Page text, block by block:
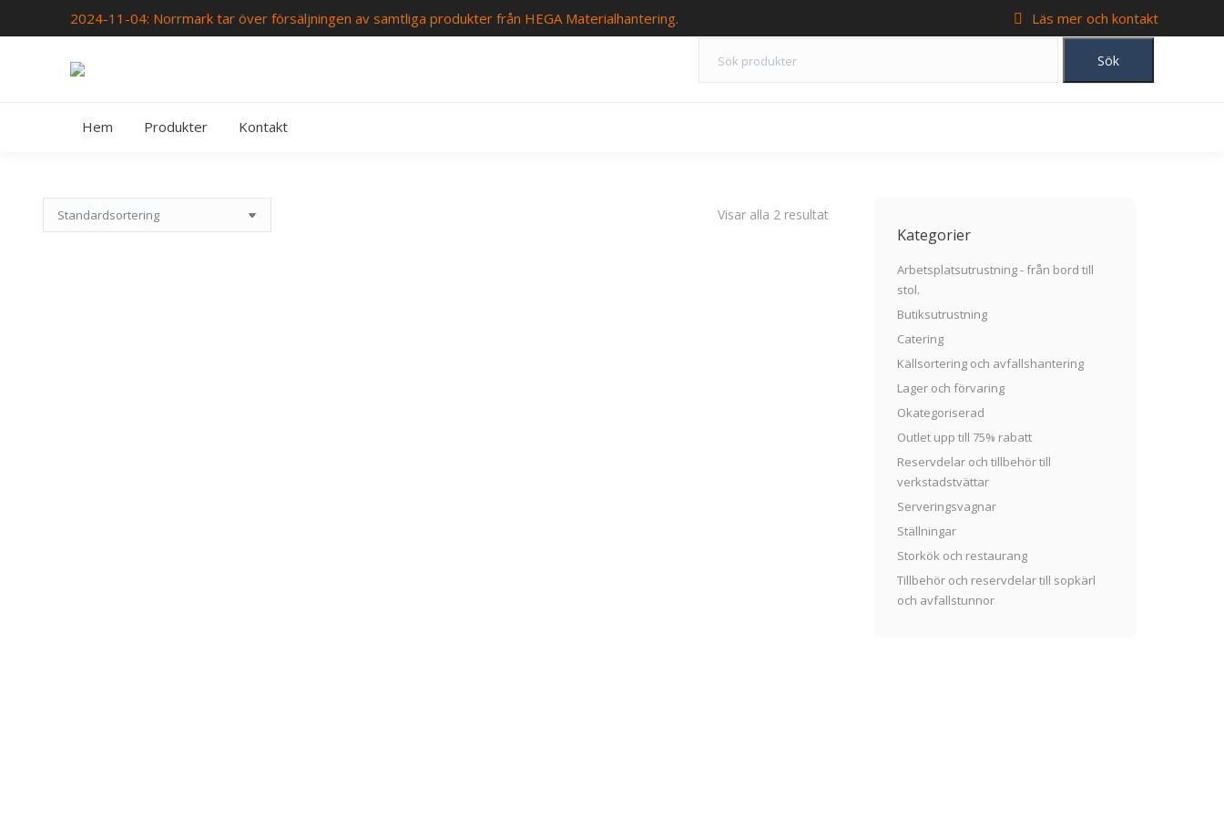
2024-11-04: Norrmark tar över försäljningen av samtliga produkter från HEGA Materialhantering. Läs mer och kontakt
Hem Produkter Kontakt
Visar alla 2 resultat
Kategorier
Arbetsplatsutrustning - från bord till
stol.
Butiksutrustning
Catering
Källsortering och avfallshantering
Lager och förvaring
Okategoriserad
Outlet upp till 75% rabatt
Reservdelar och tillbehör till
verkstadstvättar
Serveringsvagnar
Ställningar
Storkök och restaurang
Tillbehör och reservdelar till sopkärl
och avfallstunnor